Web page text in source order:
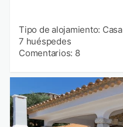
Tipo de alojamiento: Casa
7 huéspedes
Comentarios: 8